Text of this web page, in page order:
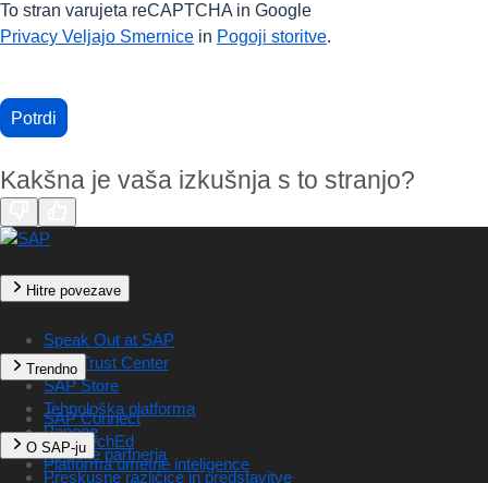
To stran varujeta reCAPTCHA in Google
Privacy Veljajo Smernice in Pogoji storitve.
Potrdi
Kakšna je vaša izkušnja s to stranjo?
Hitre povezave
Speak Out at SAP
SAP Trust Center
SAP Store
Tehnološka platforma
Panoge
Poiščite partnerja
Preskusne različice in predstavitve
Trendno
SAP Connect
SAP TechEd
Platforma umetne inteligence
O SAP-ju